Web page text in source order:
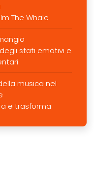
The Whale
stati emotivi e
musica nel
e trasforma